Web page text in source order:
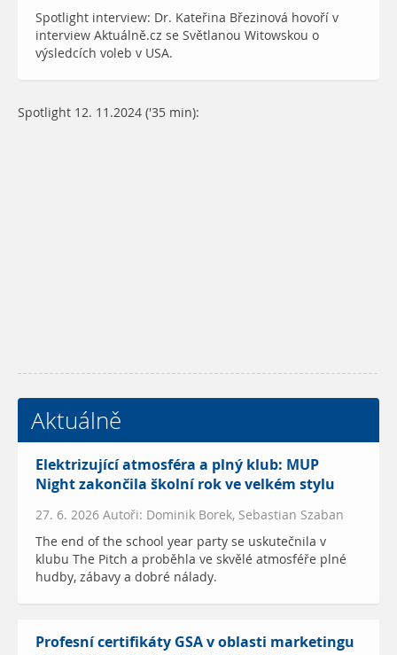
Spotlight interview: Dr. Kateřina Březinová hovoří v
interview Aktuálně.cz se Světlanou Witowskou o
výsledcích voleb v USA.
Spotlight 12. 11.2024 ('35 min):
Aktuálně
Elektrizující atmosféra a plný klub: MUP
Night zakončila školní rok ve velkém stylu
27. 6. 2026 Autoři: Dominik Borek, Sebastian Szaban
The end of the school year party se uskutečnila v
klubu The Pitch a proběhla ve skvělé atmosféře plné
hudby, zábavy a dobré nálady.
Profesní certifikáty GSA v oblasti marketingu